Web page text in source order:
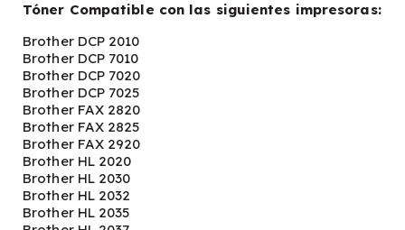
Tóner Compatible con las siguientes impresoras:
Brother DCP 2010
Brother DCP 7010
Brother DCP 7020
Brother DCP 7025
Brother FAX 2820
Brother FAX 2825
Brother FAX 2920
Brother HL 2020
Brother HL 2030
Brother HL 2032
Brother HL 2035